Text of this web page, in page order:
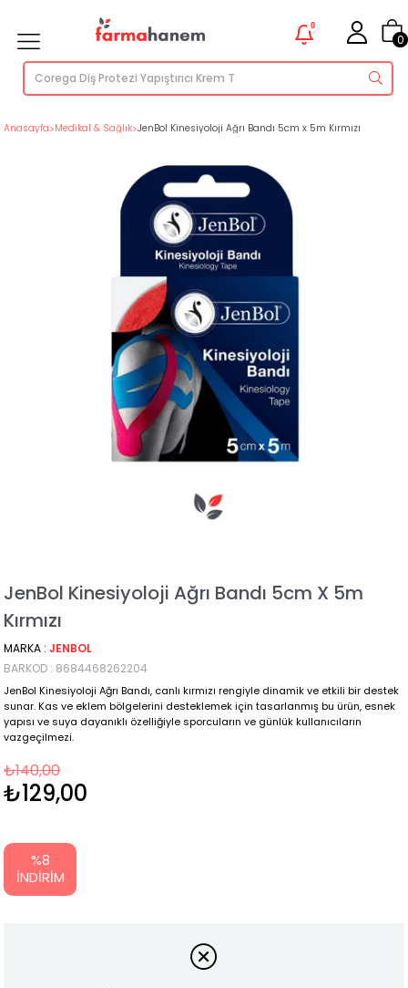
0
0
Anasayfa>Medikal & Sağlık>JenBol Kinesiyoloji Ağrı Bandı 5cm x 5m Kırmızı
JenBol Kinesiyoloji Ağrı Bandı 5cm X 5m
Kırmızı
MARKA : JENBOL
BARKOD : 8684468262204
JenBol Kinesiyoloji Ağrı Bandı, canlı kırmızı rengiyle dinamik ve etkili bir destek
sunar. Kas ve eklem bölgelerini desteklemek için tasarlanmış bu ürün, esnek
yapısı ve suya dayanıklı özelliğiyle sporcuların ve günlük kullanıcıların
vazgeçilmezi.
₺140,00
₺129,00
%8
İNDIRIM